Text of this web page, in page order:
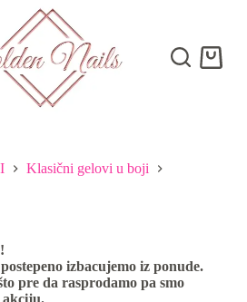
Klasični gelovi u boji
izbacujemo iz ponude.
pre da rasprodamo pa smo